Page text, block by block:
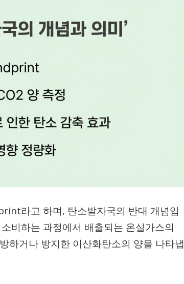
라고 하며, 탄소발자국의 반대 개념입
비하는 과정에서 배출되는 온실가스의
하거나 방지한 이산화탄소의 양을 나타냅